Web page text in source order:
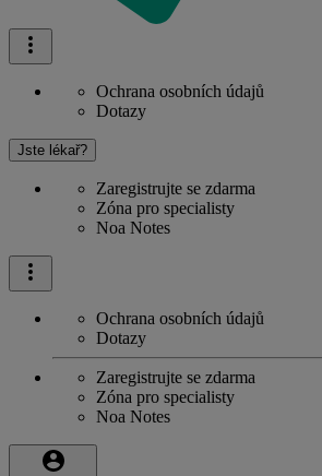
Ochrana osobních údajů
Dotazy
Jste lékař?
Zaregistrujte se zdarma
Zóna pro specialisty
Noa Notes
Ochrana osobních údajů
Dotazy
Zaregistrujte se zdarma
Zóna pro specialisty
Noa Notes